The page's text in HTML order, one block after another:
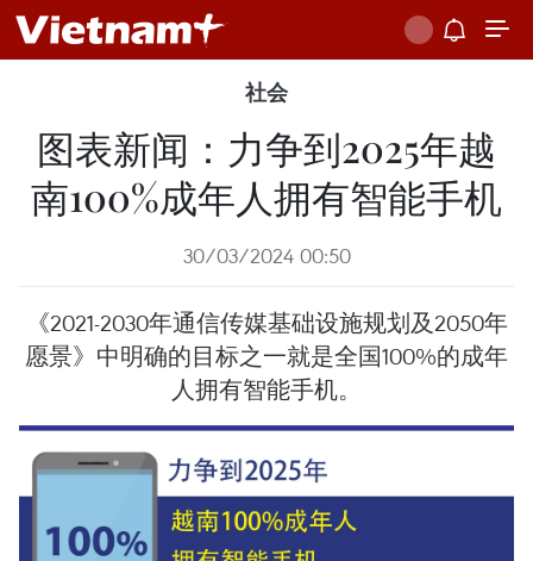
社会
图表新闻：力争到2025年越
南100%成年人拥有智能手机
30/03/2024 00:50
《2021-2030年通信传媒基础设施规划及2050年
愿景》中明确的目标之一就是全国100%的成年
人拥有智能手机。